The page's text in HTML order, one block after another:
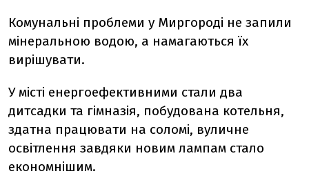
Комунальні проблеми у Миргороді не запили
мінеральною водою, а намагаються їх
вирішувати.
У місті енергоефективними стали два
дитсадки та гімназія, побудована котельня,
здатна працювати на соломі, вуличне
освітлення завдяки новим лампам стало
економнішим.